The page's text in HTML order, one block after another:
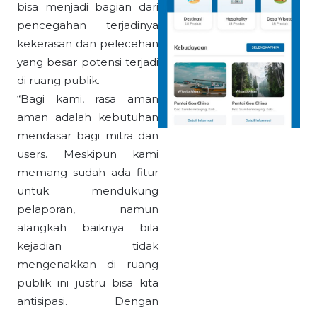
bisa menjadi bagian dari
pencegahan terjadinya
kekerasan dan pelecehan
yang besar potensi terjadi
di ruang publik.
“Bagi kami, rasa aman
aman adalah kebutuhan
mendasar bagi mitra dan
users. Meskipun kami
memang sudah ada fitur
untuk mendukung
pelaporan, namun
alangkah baiknya bila
kejadian tidak
mengenakkan di ruang
publik ini justru bisa kita
antisipasi. Dengan